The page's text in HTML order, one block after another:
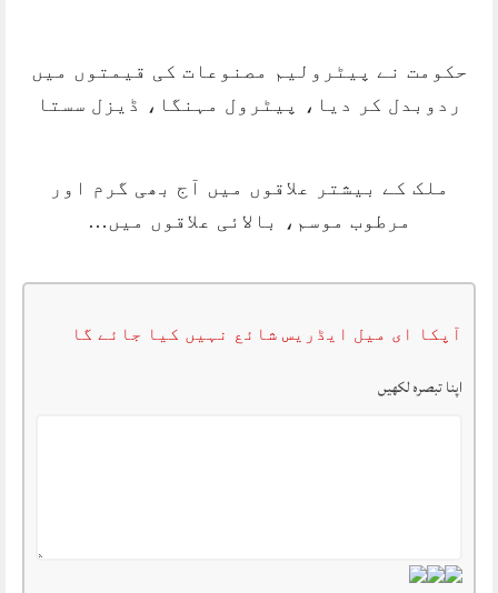
حکومت نے پیٹرولیم مصنوعات کی قیمتوں میں
ردوبدل کر دیا، پیٹرول مہنگا، ڈیزل سستا
ملک کے بیشتر علاقوں میں آج بھی گرم اور
مرطوب موسم، بالائی علاقوں میں…
آپکا ای میل ایڈریس شائع نہیں کیا جائے گا
اپنا تبصرہ لکھیں